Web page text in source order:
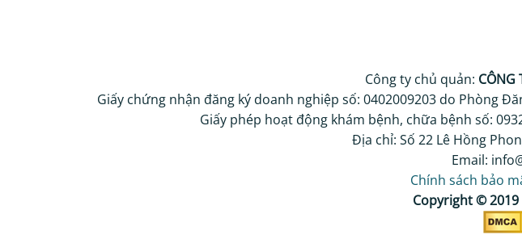
Công ty chủ quản: CÔNG
Giấy chứng nhận đăng ký doanh nghiệp số: 0402009203 do Phòng
Giấy phép hoạt động khám bệnh, chữa bệnh số:
Địa chỉ: Số 22 Lê Hồng
Email:
Chính sách bảo
Copyright © 2019